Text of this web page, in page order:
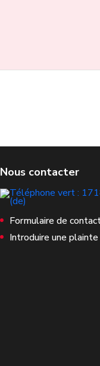
Formulaire de
Introduire une